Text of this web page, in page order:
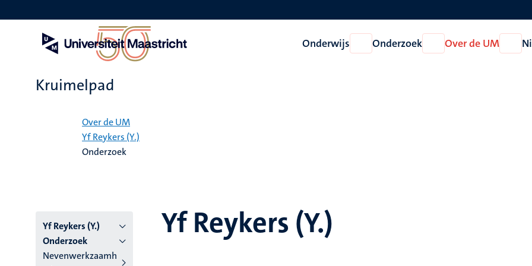
en
Onderwijs
Open
Onderwijs
Onderzoek
Open
Onderzoek
Over de UM
Open
Over
Kruimelpad
Over de UM
Yf Reykers (Y.)
Onderzoek
Yf Reykers (Y.)
Onderzoek
Nevenwerkzaamh
Yf Reykers (Y.)